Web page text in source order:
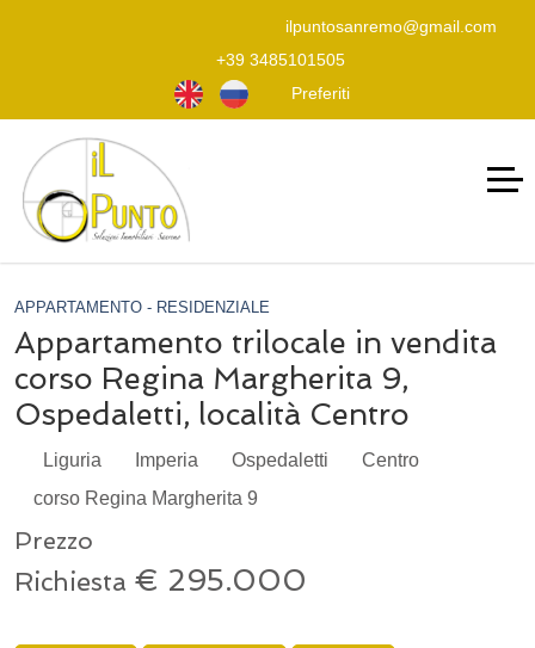
ilpuntosanremo@gmail.com
+39 3485101505
Preferiti
APPARTAMENTO - RESIDENZIALE
Appartamento trilocale in vendita
corso Regina Margherita 9,
Ospedaletti, località Centro
Liguria Imperia Ospedaletti
Centro
corso Regina Margherita 9
Prezzo
Richiesta € 295.000